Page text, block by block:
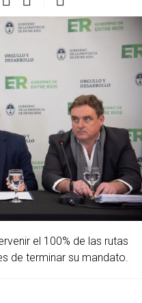
el 100% de las rutas
de terminar su mandato.